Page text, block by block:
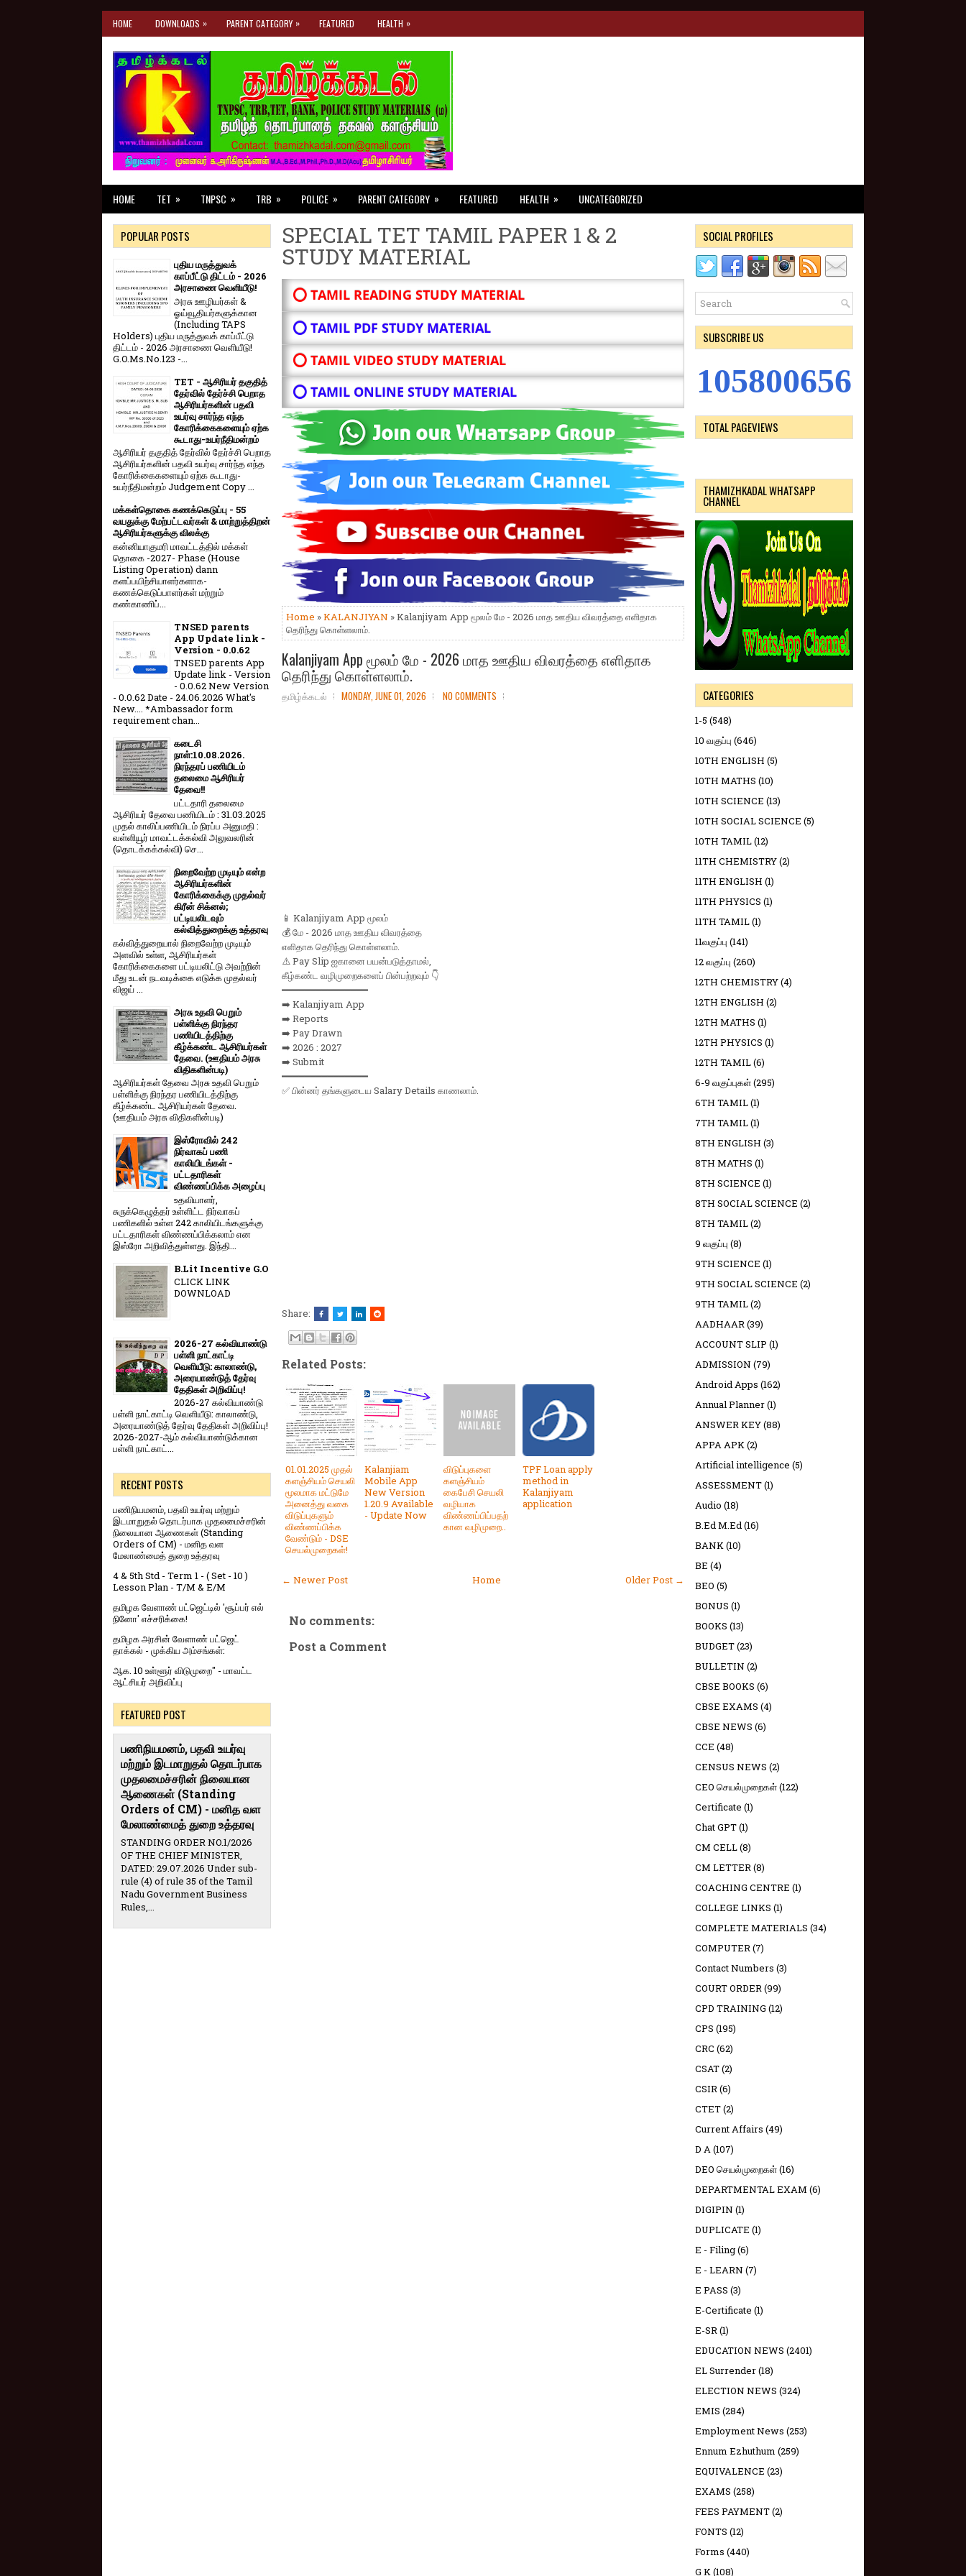
HOME DOWNLOADS » PARENT CATEGORY » FEATURED HEALTH »
HOME TET » TNPSC » TRB » POLICE » PARENT CATEGORY » FEATURED HEALTH » UNCATEGORIZED
SPECIAL TET TAMIL PAPER 1 & 2
STUDY MATERIAL
⭕ TAMIL READING STUDY MATERIAL
⭕ TAMIL PDF STUDY MATERIAL
⭕ TAMIL VIDEO STUDY MATERIAL
⭕ TAMIL ONLINE STUDY MATERIAL
Home »KALANJIYAN » Kalanjiyam App மூலம் மே - 2026 மாத ஊதிய விவரத்தை எளிதாக
தெரிந்து கொள்ளலாம்.
Kalanjiyam App மூலம் மே - 2026 மாத ஊதிய விவரத்தை எளிதாக
தெரிந்து கொள்ளலாம்.
தமிழ்க்கடல் MONDAY, JUNE 01, 2026 NO COMMENTS
📱 Kalanjiyam App மூலம்
💰 மே - 2026 மாத ஊதிய விவரத்தை
எளிதாக தெரிந்து கொள்ளலாம்.
⚠️ Pay Slip ஐகானை பயன்படுத்தாமல்,
கீழ்கண்ட வழிமுறைகளைப் பின்பற்றவும் 👇
━━━━━━━━━━━━━━━
➡️ Kalanjiyam App
➡️ Reports
➡️ Pay Drawn
➡️ 2026 : 2027
➡️ Submit
━━━━━━━━━━━━━━━
✅ பின்னர் தங்களுடைய Salary Details காணலாம்.
Share:
Related Posts:
01.01.2025 முதல்
களஞ்சியம் செயலி
மூலமாக மட்டுமே
அனைத்து வகை
விடுப்புகளும்
விண்ணப்பிக்க
வேண்டும் - DSE
செயல்முறைகள்!
Kalanjiam
Mobile App
New Version
1.20.9 Available
- Update Now
விடுப்புகளை
களஞ்சியம்
கைபேசி செயலி
வழியாக
விண்ணப்பிப்பதற்
கான வழிமுறை..
TPF Loan apply
method in
Kalanjiyam
application
← Newer Post Older Post →
Home
No comments:
Post a Comment
POPULAR POSTS
புதிய மருத்துவக்
காப்பீட்டு திட்டம் - 2026
அரசாணை வெளியீடு!
அரசு ஊழியர்கள் &
ஓய்வூதியர்களுக்கான
(Including TAPS
Holders) புதிய மருத்துவக் காப்பீட்டு
திட்டம் - 2026 அரசாணை வெளியீடு!
G.O.Ms.No.123 -...
TET - ஆசிரியர் தகுதித்
தேர்வில் தேர்ச்சி பெறாத
ஆசிரியர்களின் பதவி
உயர்வு சார்ந்த எந்த
கோரிக்கைகளையும் ஏற்க
கூடாது-உயர்நீதிமன்றம்
ஆசிரியர் தகுதித் தேர்வில் தேர்ச்சி பெறாத
ஆசிரியர்களின் பதவி உயர்வு சார்ந்த எந்த
கோரிக்கைகளையும் ஏற்க கூடாது-
உயர்நீதிமன்றம் Judgement Copy ...
மக்கள்தொகை கணக்கெடுப்பு - 55
வயதுக்கு மேற்பட்டவர்கள் & மாற்றுத்திறன்
ஆசிரியர்களுக்கு விலக்கு
கன்னியாகுமரி மாவட்டத்தில் மக்கள்
தொகை -2027- Phase (House
Listing Operation) dann
களப்பயிற்சியாளர்களாக-
கணக்கெடுப்பாளர்கள் மற்றும்
கண்காணிப்...
TNSED parents
App Update link -
Version - 0.0.62
TNSED parents App
Update link - Version
- 0.0.62 New Version
- 0.0.62 Date - 24.06.2026 What's
New.... *Ambassador form
requirement chan...
கடைசி
நாள்:10.08.2026.
நிரந்தரப் பணியிடம்
தலைமை ஆசிரியர்
தேவை!!
பட்டதாரி தலைமை
ஆசிரியர் தேவை பணியிடம் : 31.03.2025
முதல் காலிப்பணியிடம் நிரப்ப அனுமதி :
வள்ளியூர் மாவட்டக்கல்வி அலுவலரின்
(தொடக்கக்கல்வி) செ...
நிறைவேற்ற முடியும் என்ற
ஆசிரியர்களின்
கோரிக்கைக்கு முதல்வர்
கிரீன் சிக்னல்;
பட்டியலிடவும்
கல்வித்துறைக்கு உத்தரவு
கல்வித்துறையால் நிறைவேற்ற முடியும்
அளவில் உள்ள, ஆசிரியர்கள்
கோரிக்கைகளை பட்டியலிட்டு அவற்றின்
மீது உடன் நடவடிக்கை எடுக்க முதல்வர்
விஜய் ...
அரசு உதவி பெறும்
பள்ளிக்கு நிரந்தர
பணியிடத்திற்கு
கீழ்க்கண்ட ஆசிரியர்கள்
தேவை. (ஊதியம் அரசு
விதிகளின்படி)
ஆசிரியர்கள் தேவை அரசு உதவி பெறும்
பள்ளிக்கு நிரந்தர பணியிடத்திற்கு
கீழ்க்கண்ட ஆசிரியர்கள் தேவை.
(ஊதியம் அரசு விதிகளின்படி)
இஸ்ரோவில் 242
நிர்வாகப் பணி
காலியிடங்கள் -
பட்டதாரிகள்
விண்ணப்பிக்க அழைப்பு
உதவியாளர்,
சுருக்கெழுத்தர் உள்ளிட்ட நிர்வாகப்
பணிகளில் உள்ள 242 காலியிடங்களுக்கு
பட்டதாரிகள் விண்ணப்பிக்கலாம் என
இஸ்ரோ அறிவித்துள்ளது. இந்தி...
B.Lit Incentive G.O
CLICK LINK
DOWNLOAD
2026-27 கல்வியாண்டு
பள்ளி நாட்காட்டி
வெளியீடு: காலாண்டு,
அரையாண்டுத் தேர்வு
தேதிகள் அறிவிப்பு!
2026-27 கல்வியாண்டு
பள்ளி நாட்காட்டி வெளியீடு: காலாண்டு,
அரையாண்டுத் தேர்வு தேதிகள் அறிவிப்பு!
2026-2027-ஆம் கல்வியாண்டுக்கான
பள்ளி நாட்காட்...
RECENT POSTS
பணிநியமனம், பதவி உயர்வு மற்றும்
இடமாறுதல் தொடர்பாக முதலமைச்சரின்
நிலையான ஆணைகள் (Standing
Orders of CM) - மனித வள
மேலாண்மைத் துறை உத்தரவு
4 & 5th Std - Term 1 - ( Set - 10 )
Lesson Plan - T/M & E/M
தமிழக வேளாண் பட்ஜெட்டில் 'சூப்பர் எல்
நினோ' எச்சரிக்கை!
தமிழக அரசின் வேளாண் பட்ஜெட்
தாக்கல் - முக்கிய அம்சங்கள்:
ஆக. 10 உள்ளூர் விடுமுறை" - மாவட்ட
ஆட்சியர் அறிவிப்பு
FEATURED POST
பணிநியமனம், பதவி உயர்வு
மற்றும் இடமாறுதல் தொடர்பாக
முதலமைச்சரின் நிலையான
ஆணைகள் (Standing
Orders of CM) - மனித வள
மேலாண்மைத் துறை உத்தரவு
STANDING ORDER NO.1/2026
OF THE CHIEF MINISTER,
DATED: 29.07.2026 Under sub-
rule (4) of rule 35 of the Tamil
Nadu Government Business
Rules,...
SOCIAL PROFILES
SUBSCRIBE US
105800656
TOTAL PAGEVIEWS
THAMIZHKADAL WHATSAPP
CHANNEL
CATEGORIES
1-5 (548)
10 வகுப்பு (646)
10TH ENGLISH (5)
10TH MATHS (10)
10TH SCIENCE (13)
10TH SOCIAL SCIENCE (5)
10TH TAMIL(12)
11TH CHEMISTRY(2)
11TH ENGLISH (1)
11TH PHYSICS (1)
11TH TAMIL(1)
11வகுப்பு (141)
12 வகுப்பு (260)
12TH CHEMISTRY(4)
12TH ENGLISH (2)
12TH MATHS (1)
12TH PHYSICS (1)
12TH TAMIL(6)
6-9 வகுப்புகள்(295)
6TH TAMIL(1)
7TH TAMIL(1)
8TH ENGLISH (3)
8TH MATHS (1)
8TH SCIENCE (1)
8TH SOCIAL SCIENCE (2)
8TH TAMIL(2)
9 வகுப்பு (8)
9TH SCIENCE (1)
9TH SOCIAL SCIENCE (2)
9TH TAMIL(2)
AADHAAR(39)
ACCOUNT SLIP (1)
ADMISSION (79)
Android Apps (162)
Annual Planner(1)
ANSWER KEY(88)
APPA APK(2)
Artificial intelligence (5)
ASSESSMENT(1)
Audio (18)
B.Ed M.Ed(16)
BANK(10)
BE (4)
BEO (5)
BONUS (1)
BOOKS (13)
BUDGET(23)
BULLETIN (2)
CBSE BOOKS (6)
CBSE EXAMS (4)
CBSE NEWS (6)
CCE (48)
CENSUS NEWS (2)
CEO செயல்முறைகள்(122)
Certificate (1)
Chat GPT(1)
CM CELL(8)
CM LETTER(8)
COACHING CENTRE (1)
COLLEGE LINKS (1)
COMPLETE MATERIALS (34)
COMPUTER(7)
Contact Numbers (3)
COURT ORDER(99)
CPD TRAINING (12)
CPS (195)
CRC (62)
CSAT(2)
CSIR(6)
CTET(2)
Current Affairs (49)
D A(107)
DEO செயல்முறைகள்(16)
DEPARTMENTAL EXAM (6)
DIGIPIN (1)
DUPLICATE (1)
E - Filing(6)
E - LEARN (7)
E PASS (3)
E-Certificate (1)
E-SR(1)
EDUCATION NEWS (2401)
EL Surrender(18)
ELECTION NEWS (324)
EMIS (284)
Employment News (253)
Ennum Ezhuthum (259)
EQUIVALENCE (23)
EXAMS (258)
FEES PAYMENT(2)
FONTS (12)
Forms (440)
G K(108)